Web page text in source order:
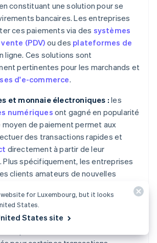
constituant une solution pour se
bancaires. Les entreprises
ces paiements via des systèmes
(PDV)ou des plateformes de
ligne. Ces solutions sont
pertinentes pour les marchands et
d'e-commerce.
et monnaie électroniques : les
numériques ont gagné en popularité
moyen de paiement permet aux
des transactions rapides et
directement à partir de leur
Plus spécifiquement, les entreprises
clients amateurs de nouvelles
acceptation
de paiement.
et chèques :
website for Luxembourg, but it looks
States.
States site